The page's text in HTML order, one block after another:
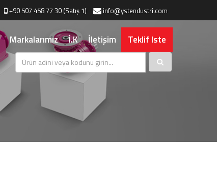
+90 507 458 77 30 (Satış 1) info@ystendustri.com
Markalarımız İ.K İletişim Teklif Iste